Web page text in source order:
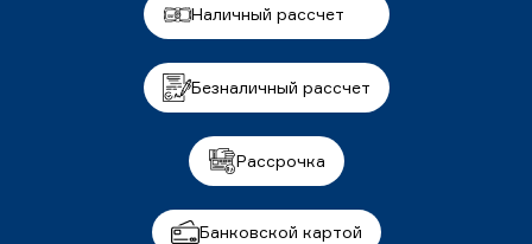
Наличный рассчет
Безналичный рассчет
Рассрочка
Банковской картой